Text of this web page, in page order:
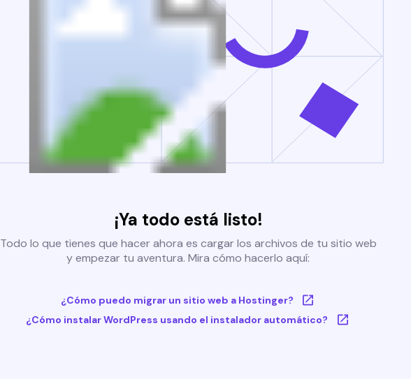
¡Ya todo está listo!
Todo lo que tienes que hacer ahora es cargar los archivos de tu sitio web
y empezar tu aventura. Mira cómo hacerlo aquí:
¿Cómo puedo migrar un sitio web a Hostinger?
¿Cómo instalar WordPress usando el instalador automático?